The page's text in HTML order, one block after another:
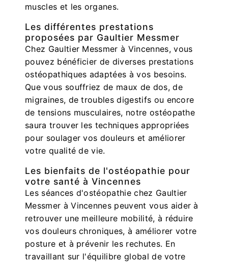
muscles et les organes.
Les différentes prestations
proposées par Gaultier Messmer
Chez Gaultier Messmer à Vincennes, vous
pouvez bénéficier de diverses prestations
ostéopathiques adaptées à vos besoins.
Que vous souffriez de maux de dos, de
migraines, de troubles digestifs ou encore
de tensions musculaires, notre ostéopathe
saura trouver les techniques appropriées
pour soulager vos douleurs et améliorer
votre qualité de vie.
Les bienfaits de l'ostéopathie pour
votre santé à Vincennes
Les séances d'ostéopathie chez Gaultier
Messmer à Vincennes peuvent vous aider à
retrouver une meilleure mobilité, à réduire
vos douleurs chroniques, à améliorer votre
posture et à prévenir les rechutes. En
travaillant sur l'équilibre global de votre